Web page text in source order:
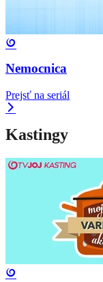
Nemocnica
Prejsť na seriál
Kastingy